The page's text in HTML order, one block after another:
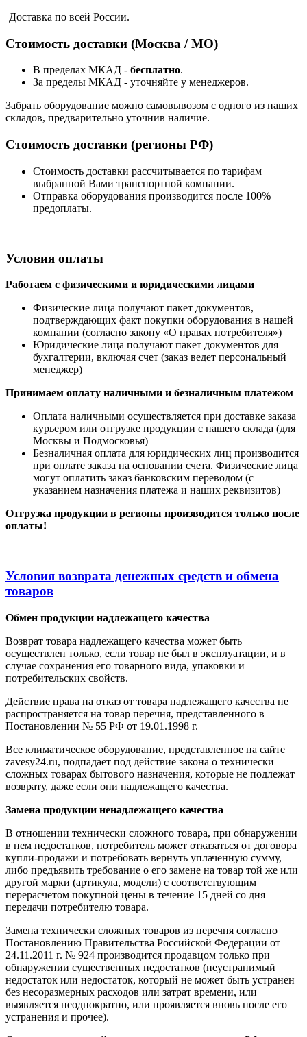
Доставка по всей России.
Стоимость доставки (Москва / МО)
В пределах МКАД - бесплатно.
За пределы МКАД - уточняйте у менеджеров.
Забрать оборудование можно самовывозом с одного из наших
складов, предварительно уточнив наличие.
Стоимость доставки (регионы РФ)
Стоимость доставки рассчитывается по тарифам
выбранной Вами транспортной компании.
Отправка оборудования производится после 100%
предоплаты.
Условия оплаты
Работаем с физическими и юридическими лицами
Физические лица получают пакет документов,
подтверждающих факт покупки оборудования в нашей
компании (согласно закону «О правах потребителя»)
Юридические лица получают пакет документов для
бухгалтерии, включая счет (заказ ведет персональный
менеджер)
Принимаем оплату наличными и безналичным платежом
Оплата наличными осуществляется при доставке заказа
курьером или отгрузке продукции с нашего склада (для
Москвы и Подмосковья)
Безналичная оплата для юридических лиц производится
при оплате заказа на основании счета. Физические лица
могут оплатить заказ банковским переводом (с
указанием назначения платежа и наших реквизитов)
Отгрузка продукции в регионы производится только после
оплаты!
Условия возврата денежных средств и обмена
товаров
Обмен продукции надлежащего качества
Возврат товара надлежащего качества может быть
осуществлен только, если товар не был в эксплуатации, и в
случае сохранения его товарного вида, упаковки и
потребительских свойств.
Действие права на отказ от товара надлежащего качества не
распространяется на товар перечня, представленного в
Постановлении № 55 РФ от 19.01.1998 г.
Все климатическое оборудование, представленное на сайте
zavesy24.ru, подпадает под действие закона о технически
сложных товарах бытового назначения, которые не подлежат
возврату, даже если они надлежащего качества.
Замена продукции ненадлежащего качества
В отношении технически сложного товара, при обнаружении
в нем недостатков, потребитель может отказаться от договора
купли-продажи и потребовать вернуть уплаченную сумму,
либо предъявить требование о его замене на товар той же или
другой марки (артикула, модели) с соответствующим
перерасчетом покупной цены в течение 15 дней со дня
передачи потребителю товара.
Замена технически сложных товаров из перечня согласно
Постановлению Правительства Российской Федерации от
24.11.2011 г. № 924 производится продавцом только при
обнаружении существенных недостатков (неустранимый
недостаток или недостаток, который не может быть устранен
без несоразмерных расходов или затрат времени, или
выявляется неоднократно, или проявляется вновь после его
устранения и прочее).